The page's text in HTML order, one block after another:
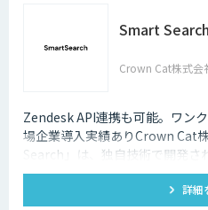
Smart Search
Crown Cat株式会
Zendesk API連携も可能。ワン
場企業導入実績ありCrown Cat
Search」は、独自技術で開発
精度を誇るAIチャットボットで
理画面から簡単にご自身でチュ
詳細